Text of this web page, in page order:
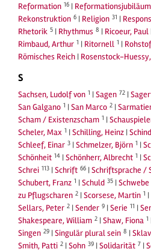
Reformation 16 | Reformationsjubiläum
Rekonstruktion 6 | Religion 31 |
Rhetorik 5 | Rhythmus 8 | Ricoeur, Paul
Rimbaud, Arthur 1 | Ritornell 1 |
Römisches Reich | Rosenstock-
S
Sachsen, Ludolf von 1 |Sagen 72 |
San Galgano 1 |San Marco 2 |
Scham / Existenzscham 1 |
Scheler, Max 1 |Schilling, Heinz |
Schleef, Einar 3 |Schmelzer, Björn 1 |
Schönheit 14 |Schönherr, Albrecht 1 |
Schrei 113 |Schrift 66 |Schriftsprache /
Schubert, Franz 1 |Schuld 35 |Schwebe
zu Pflugscharen 2 |Scorsese, Martin 1 |
Sellars, Peter 2 |Sender 9 |Serie 11 |
Shakespeare, William 2 |Shaw, Fiona 1
Singen 29 |Singulär plural sein 8 |
Smith, Patti 2 |Sohn 39 |Solidarität 7 |